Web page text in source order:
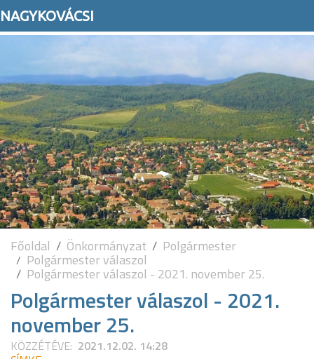
NAGYKOVÁCSI
Főoldal Önkormányzat Polgármester
Polgármester válaszol
Polgármester válaszol - 2021. november 25.
Polgármester válaszol - 2021.
november 25.
KÖZZÉTÉVE: 2021.12.02. 14:28